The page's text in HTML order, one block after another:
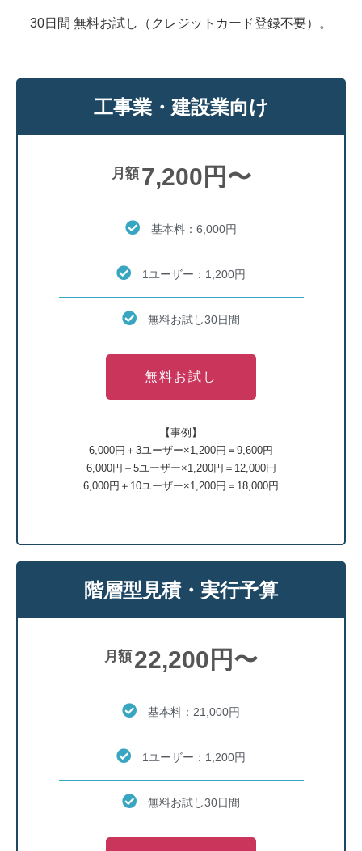
30日間 無料お試し（クレジットカード登録不要）。
工事業・建設業向け
月額 7,200円〜
基本料：6,000円
1ユーザー：1,200円
無料お試し30日間
無料お試し
【事例】
6,000円＋3ユーザー×1,200円＝9,600円
6,000円＋5ユーザー×1,200円＝12,000円
6,000円＋10ユーザー×1,200円＝18,000円
階層型見積・実行予算
月額 22,200円〜
基本料：21,000円
1ユーザー：1,200円
無料お試し30日間